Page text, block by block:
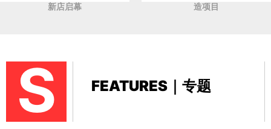
新店启幕
造项目
S FEATURES｜专题